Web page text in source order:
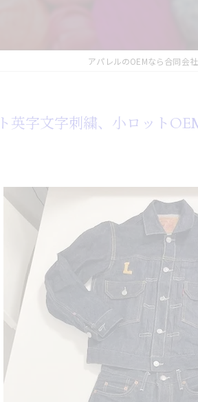
アパレルのOEMなら合同会
英字文字刺繍、小ロット